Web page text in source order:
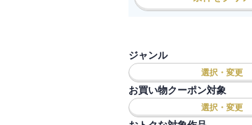
ジャンル
選択・変更
お買い物クーポン対象
選択・変更